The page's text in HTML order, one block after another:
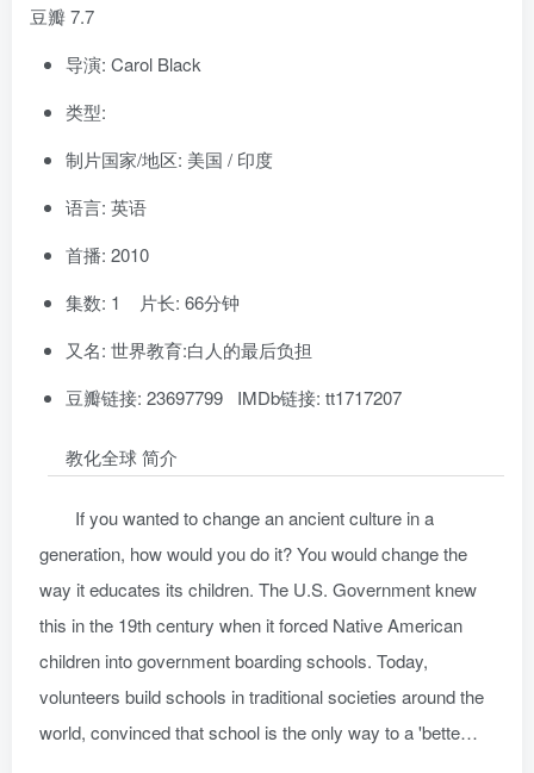
豆瓣 7.7
导演: Carol Black
类型:
制片国家/地区: 美国 / 印度
语言: 英语
首播: 2010
集数: 1 片长: 66分钟
又名: 世界教育:白人的最后负担
豆瓣链接: 23697799 IMDb链接: tt1717207
教化全球 简介
If you wanted to change an ancient culture in a
generation, how would you do it? You would change the
way it educates its children. The U.S. Government knew
this in the 19th century when it forced Native American
children into government boarding schools. Today,
volunteers build schools in traditional societies around the
world, convinced that school is the only way to a 'bette…